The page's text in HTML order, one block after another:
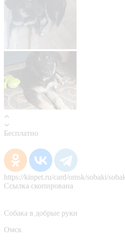
Бесплатно
https://kinpet.ru/card/omsk/sobaki/
Ссылка скопирована
Собака в добрые руки
Омск